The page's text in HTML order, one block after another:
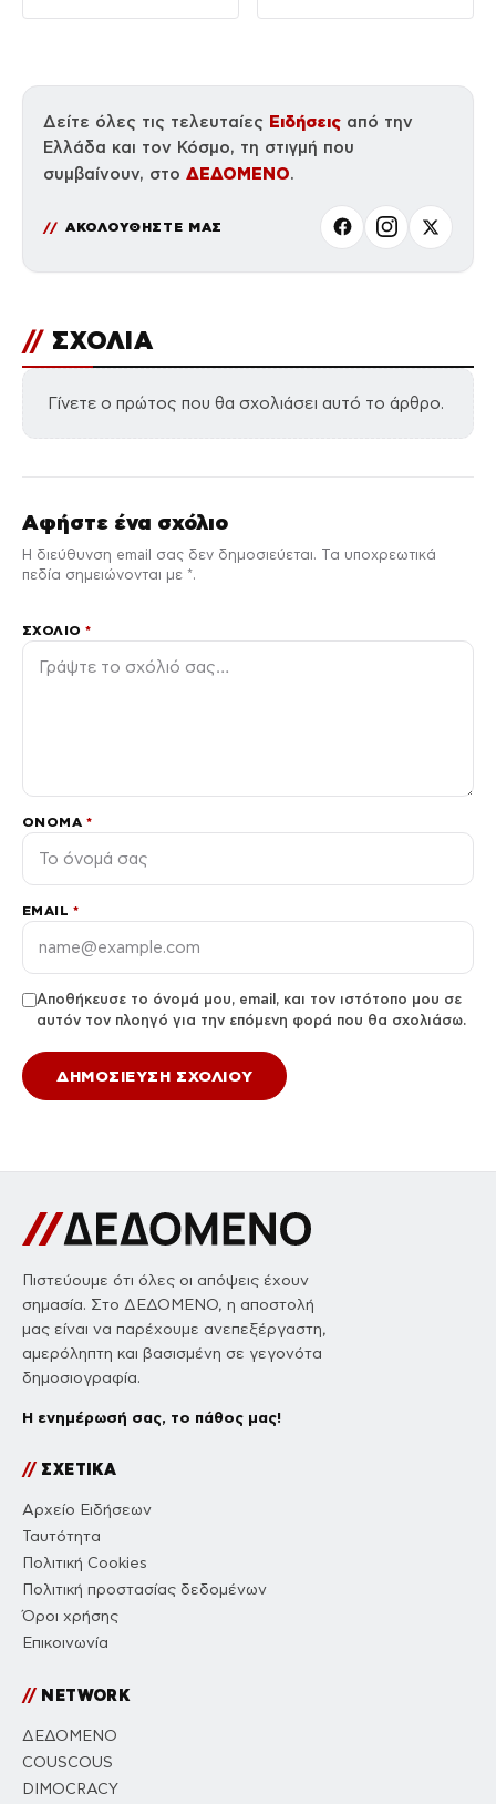
Δείτε όλες τις τελευταίες Ειδήσεις από την
Ελλάδα και τον Κόσμο, τη στιγμή που
συμβαίνουν, στο ΔΕΔΟΜΕΝΟ.
ΑΚΟΛΟΥΘΗΣΤΕ ΜΑΣ
// ΣΧΟΛΙΑ
Γίνετε ο πρώτος που θα σχολιάσει αυτό το άρθρο.
Αφήστε ένα σχόλιο
Η διεύθυνση email σας δεν δημοσιεύεται. Τα υποχρεωτικά
πεδία σημειώνονται με *.
ΣΧΌΛΙΟ*
ΌΝΟΜΑ *
EMAIL *
Αποθήκευσε το όνομά μου, email, και τον ιστότοπο μου σε
αυτόν τον πλοηγό για την επόμενη φορά που θα σχολιάσω.
Πιστεύουμε ότι όλες οι απόψεις έχουν
σημασία. Στο ΔΕΔΟΜΕΝΟ, η αποστολή
μας είναι να παρέχουμε ανεπεξέργαστη,
αμερόληπτη και βασισμένη σε γεγονότα
δημοσιογραφία.
Η ενημέρωσή σας, το πάθος μας!
//ΣΧΕΤΙΚΑ
Αρχείο Ειδήσεων
Ταυτότητα
Πολιτική Cookies
Πολιτική προστασίας δεδομένων
Όροι χρήσης
Επικοινωνία
//NETWORK
ΔΕΔΟΜΕΝΟ
COUSCOUS
DIMOCRACY